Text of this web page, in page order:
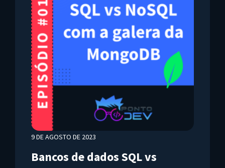
9 DE AGOSTO DE 2023
Bancos de dados SQL vs